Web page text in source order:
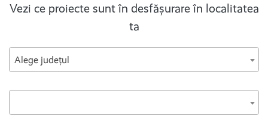
Vezi ce proiecte sunt în desfășurare în localitatea
ta
Alege județul